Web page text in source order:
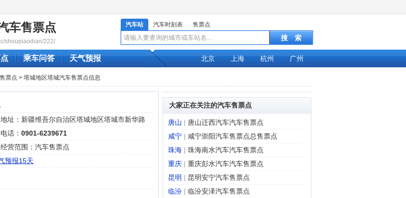
车售票点
shoupiaodian/222/
汽车站 汽车时刻表 售票点
乘车问答 天气预报 北京 上海 杭州 广州
票点 > 塔城地区塔城汽车售票点信息
地址：新疆维吾尔自治区塔城地区塔城市新华路
电话： 0901-6239671
经营范围：汽车售票点
预报15天
大家正在关注的汽车售票点
唐山 | 唐山迁西汽车汽车售票点
咸宁 | 咸宁崇阳汽车售票点总售票点
珠海 | 珠海南水汽车汽车售票点
重庆 | 重庆彭水汽车汽车售票点
昆明 | 昆明安宁汽车售票点
临汾 | 临汾安泽汽车售票点